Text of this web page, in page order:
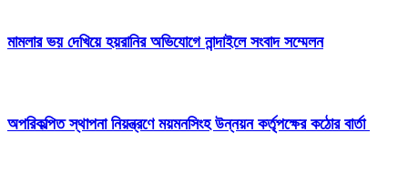
মামলার ভয় দেখিয়ে হয়রানির অভিযোগে নান্দাইলে সংবাদ সম্মেলন
অপরিকল্পিত স্থাপনা নিয়ন্ত্রণে ময়মনসিংহ উন্নয়ন কর্তৃপক্ষের কঠোর বার্তা